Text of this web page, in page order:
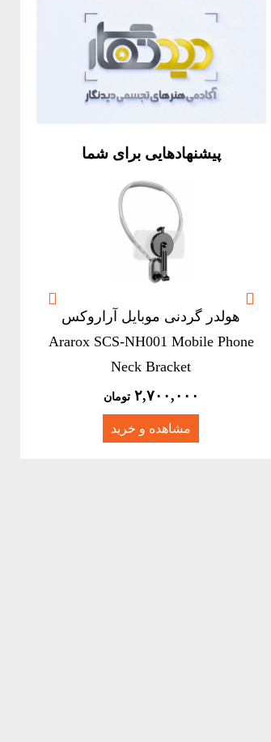
پیشنهادهایی برای شما
هولدر گردنی موبایل آراروکس
Ararox SCS-NH001 Mobile Phone
Neck Bracket
۲,۷۰۰,۰۰۰ تومان
مشاهده و خرید
 